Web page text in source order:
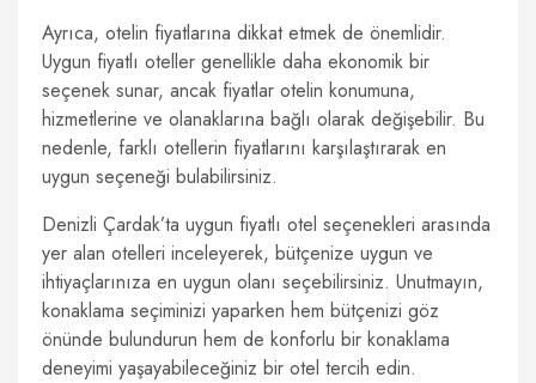
Ayrıca, otelin fiyatlarına dikkat etmek de önemlidir.
Uygun fiyatlı oteller genellikle daha ekonomik bir
seçenek sunar, ancak fiyatlar otelin konumuna,
hizmetlerine ve olanaklarına bağlı olarak değişebilir. Bu
nedenle, farklı otellerin fiyatlarını karşılaştırarak en
uygun seçeneği bulabilirsiniz.
Denizli Çardak’ta uygun fiyatlı otel seçenekleri arasında
yer alan otelleri inceleyerek, bütçenize uygun ve
ihtiyaçlarınıza en uygun olanı seçebilirsiniz. Unutmayın,
konaklama seçiminizi yaparken hem bütçenizi göz
önünde bulundurun hem de konforlu bir konaklama
deneyimi yaşayabileceğiniz bir otel tercih edin.